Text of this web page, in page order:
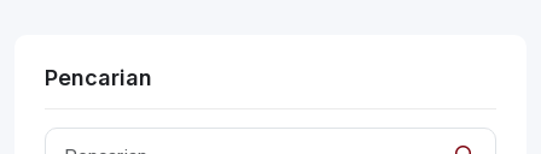
Pencarian